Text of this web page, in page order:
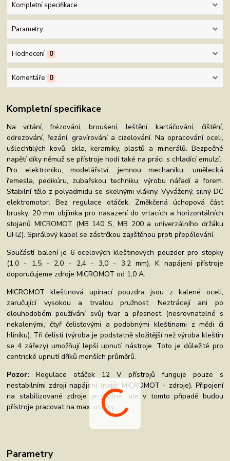
Kompletní specifikace
Parametry
Hodnocení 0
Komentáře 0
Kompletní specifikace
Na vrtání, frézování, broušení, leštění, kartáčování, čištění,
odrezování, řezání, gravírování a cizelování. Na opracování oceli,
ušlechtilých kovů, skla, keramiky, plastů a minerálů. Bezpečné
napětí díky němuž se přístroje hodí také na práci s chladící emulzí.
Pro elektroniku, modelářství, jemnou mechaniku, umělecká
řemesla, pedikúru, zubařskou techniku, výrobu nářadí a forem.
Stabilní tělo z polyadmidu se skelnými vlákny. Vyvážený, silný DC
elektromotor. Bez regulace otáček. Změkčená úchopová část
brusky. 20 mm objímka pro nasazení do vrtacích a horizontálních
stojanů MICROMOT (MB 140 S, MB 200 a univerzálního držáku
UHZ). Spirálový kabel se zástrčkou zajištěnou proti přepólování.
Součástí balení je 6 ocelových kleštinových pouzder pro stopky
(1,0 - 1,5 - 2,0 - 2,4 - 3,0 - 3,2 mm). K napájení přístroje
doporučujeme zdroje MICROMOT od 1,0 A.
MICROMOT kleštinová upínací pouzdra jsou z kalené oceli,
zaručující vysokou a trvalou pružnost. Neztrácejí ani po
dlouhodobém používání svůj tvar a přesnost (nesrovnatelné s
nekalenými, čtyř čelisťovými a podobnými kleštinami z mědi či
hliníku). Tři čelisti (výroba je podstatně složitější než výroba kleštin
se 4 zářezy) umožňují lepší upnutí nástroje. Toto je důležité pro
centrické upnutí dříků menších průměrů.
Pozor: Regulace otáček 12 V přístrojů funguje pouze s
nestabilními zdroji napájení (např. MICROMOT - zdroje). Připojení
na stabilizované zdroje je možné, ale v tomto případě budou
přístroje pracovat na max. otáčky.
Parametry